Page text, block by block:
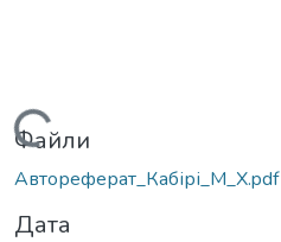
Вантажиться...
Файли
Автореферат_Кабірі_М_Х.pdf
Дата